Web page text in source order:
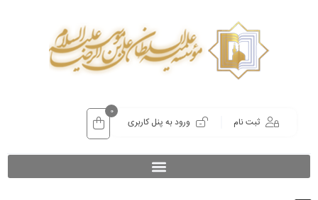
ثبت نام ورود به پنل کاربری
0